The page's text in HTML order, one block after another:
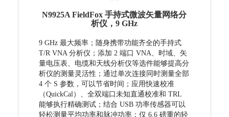
N9925A FieldFox 手持式微波矢量网络分
析仪，9 GHz
9 GHz 最大频率；随身携带功能齐全的手持式
T/R VNA 分析仪；添加 2 端口 VNA、时域、矢
量电压表、电缆和天线分析仪等选件能够提高分
析仪的测量灵活性；通过单次连接同时测量全部
4 个 S 参数，可以节省时间；应用快速校准
（QuickCal）、全双端口未知直通校准和 TRL
能够执行精确测试；结合 USB 功率传感器可以
轻松测量平均功率和脉冲功率；仅 6.6 磅重的轻